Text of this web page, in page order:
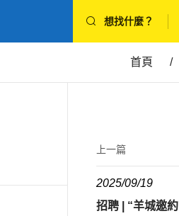
想找什麼？
首頁 /
上一篇
2025/09/19
招聘 | “羊城邀